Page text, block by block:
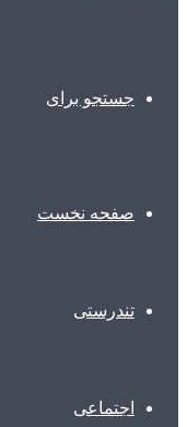
جستجو برای
صفحه نخست
تندرستی
اجتماعی